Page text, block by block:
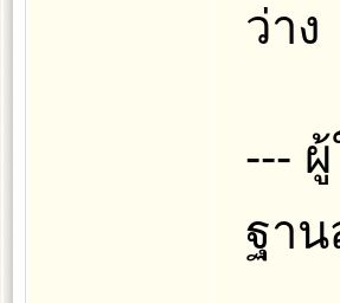
ว่าง
---
ฐา